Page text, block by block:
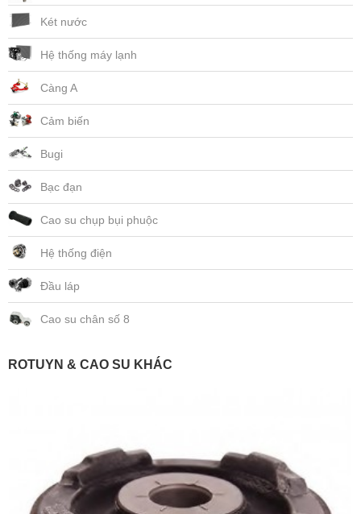
Két nước
Hệ thống máy lạnh
Càng A
Cảm biến
Bugi
Bạc đạn
Cao su chụp bụi phuộc
Hệ thống điện
Đầu láp
Cao su chân số 8
ROTUYN & CAO SU KHÁC